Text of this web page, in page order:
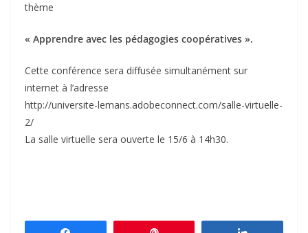
thème
« Apprendre avec les pédagogies coopératives ».
Cette conférence sera diffusée simultanément sur
internet à l’adresse
http://universite-lemans.adobeconnect.com/salle-virtuelle-
2/
La salle virtuelle sera ouverte le 15/6 à 14h30.